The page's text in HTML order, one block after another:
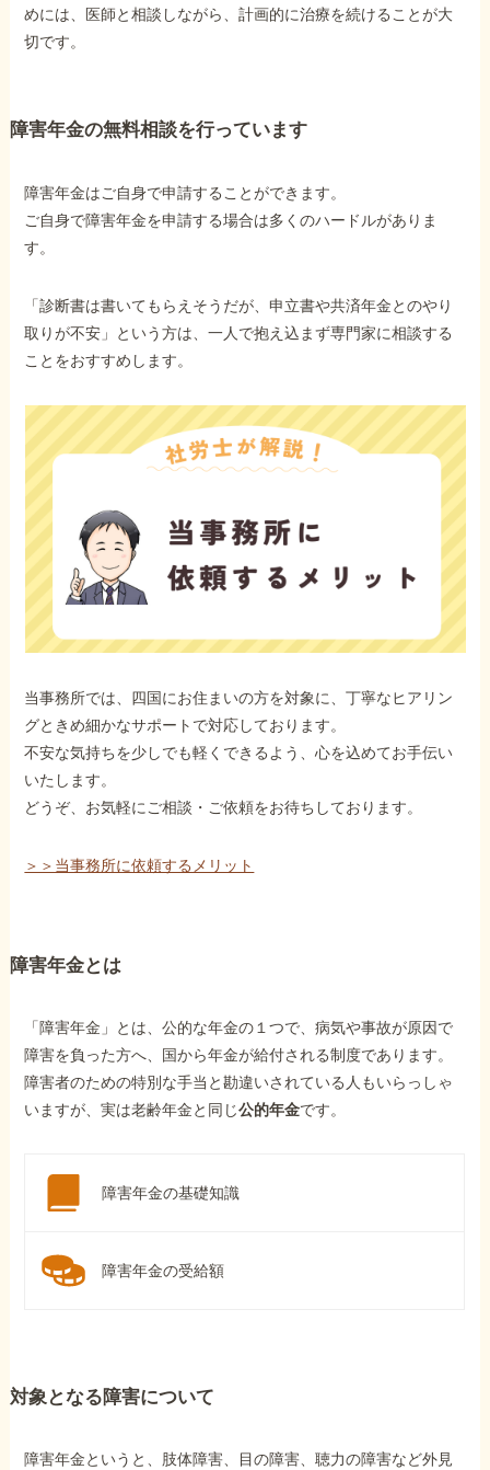
めには、医師と相談しながら、計画的に治療を続けることが大
切です。
障害年金の無料相談を行っています
障害年金はご自身で申請することができます。
ご自身で障害年金を申請する場合は多くのハードルがありま
す。
「診断書は書いてもらえそうだが、申立書や共済年金とのやり
取りが不安」という方は、一人で抱え込まず専門家に相談する
ことをおすすめします。
当事務所では、四国にお住まいの方を対象に、丁寧なヒアリン
グときめ細かなサポートで対応しております。
不安な気持ちを少しでも軽くできるよう、心を込めてお手伝い
いたします。
どうぞ、お気軽にご相談・ご依頼をお待ちしております。
＞＞当事務所に依頼するメリット
障害年金とは
「障害年金」とは、公的な年金の１つで、病気や事故が原因で
障害を負った方へ、国から年金が給付される制度であります。
障害者のための特別な手当と勘違いされている人もいらっしゃ
いますが、実は老齢年金と同じ公的年金です。
障害年金の基礎知識
障害年金の受給額
対象となる障害について
障害年金というと、肢体障害、目の障害、聴力の障害など外見